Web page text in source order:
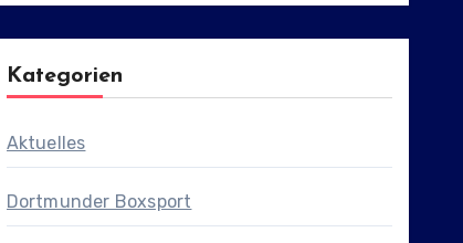
Kategorien
Aktuelles
Dortmunder Boxsport